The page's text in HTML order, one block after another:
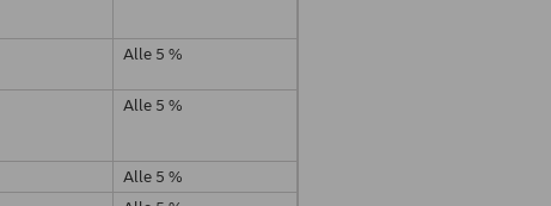
Alle 5 %
Alle 5 %
Alle 5 %